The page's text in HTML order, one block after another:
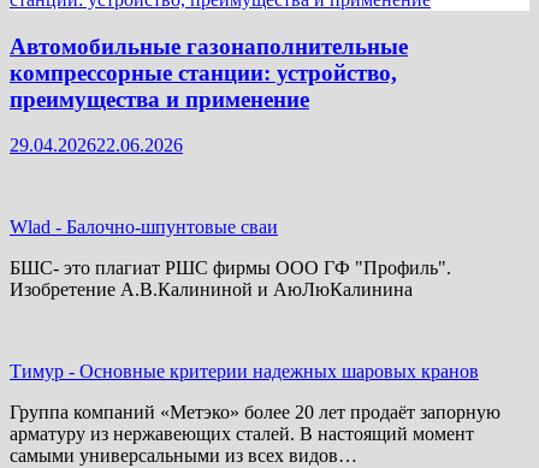
Автомобильные газонаполнительные
компрессорные станции: устройство,
преимущества и применение
29.04.202622.06.2026
Wlad - Балочно-шпунтовые сваи
БШС- это плагиат РШС фирмы ООО ГФ "Профиль".
Изобретение А.В.Калининой и АюЛюКалинина
Тимур - Основные критерии надежных шаровых кранов
Группа компаний «Метэко» более 20 лет продаёт запорную
арматуру из нержавеющих сталей. В настоящий момент
самыми универсальными из всех видов…